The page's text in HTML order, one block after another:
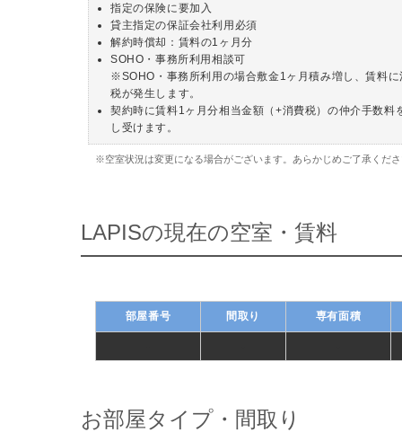
指定の保険に要加入
貸主指定の保証会社利用必須
解約時償却：賃料の1ヶ月分
SOHO・事務所利用相談可
※SOHO・事務所利用の場合敷金1ヶ月積み増し、賃料に
税が発生します。
契約時に賃料1ヶ月分相当金額（+消費税）の仲介手数料
し受けます。
※空室状況は変更になる場合がございます。あらかじめご了承くだ
LAPISの現在の空室・賃料
部屋番号 間取り 専有面積
お部屋タイプ・間取り